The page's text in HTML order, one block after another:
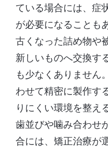
ている場合には、症
が必要になることも
古くなった詰め物や
新しいものへ交換す
も少なくありません
わせて精密に製作す
りにくい環境を整え
歯並びや噛み合わせ
合には、矯正治療が